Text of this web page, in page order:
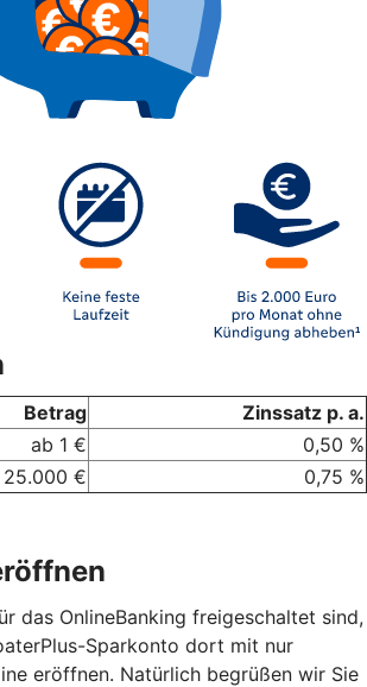
Betrag
Zinssatz p. a.
ab 1 €
0,50 %
€
0,75 %
das OnlineBanking freigeschaltet sind,
Sparkonto dort mit nur
eröffnen. Natürlich begrüßen wir Sie